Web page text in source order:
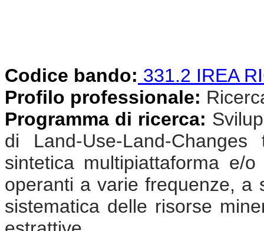
Codice bando: 331.2 IREA
Profilo professionale:
Programma di ricerca:
di Land-Use-Land-
sintetica multipiattaforma e/
operanti a varie frequenze, a
sistematica delle risorse